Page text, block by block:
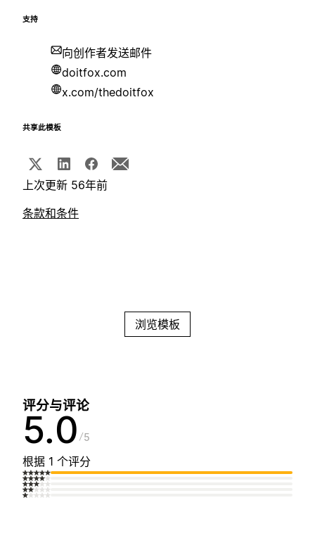
支持
向创作者发送邮件
doitfox.com
x.com/thedoitfox
共享此模板
上次更新 56年前
条款和条件
浏览模板
评分与评论
5.0 5
根据 1 个评分